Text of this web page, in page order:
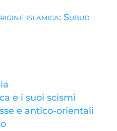
islamica: Subud
e i suoi scismi
e antico-orientali